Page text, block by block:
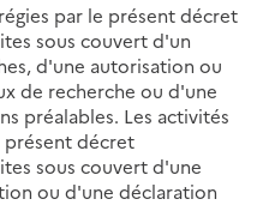
par le présent décret
sous couvert d'un
d'une autorisation ou
de recherche ou d'une
préalables. Les activités
décret
sous couvert d'une
ou d'une déclaration